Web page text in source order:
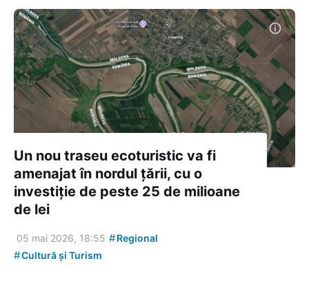
Un nou traseu ecoturistic va fi
amenajat în nordul țării, cu o
investiție de peste 25 de milioane
de lei
05 mai 2026, 18:55 #Regional
#Cultură și Turism